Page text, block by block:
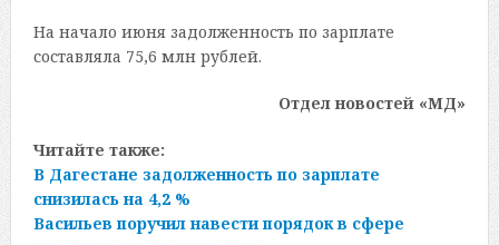
На начало июня задолженность по зарплате
составляла 75,6 млн рублей.
Отдел новостей «МД»
Читайте также:
В Дагестане задолженность по зарплате
снизилась на 4,2 %
Васильев поручил навести порядок в сфере